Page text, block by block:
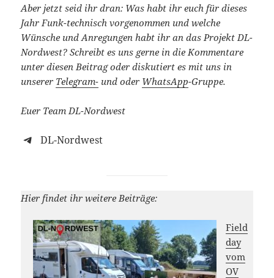
Aber jetzt seid ihr dran: Was habt ihr euch für dieses
Jahr Funk-technisch vorgenommen und welche
Wünsche und Anregungen habt ihr an das Projekt DL-
Nordwest? Schreibt es uns gerne in die Kommentare
unter diesen Beitrag oder diskutiert es mit uns in
unserer Telegram- und oder WhatsApp-Gruppe.
Euer Team DL-Nordwest
DL-Nordwest
Hier findet ihr weitere Beiträge:
Field
day
vom
OV